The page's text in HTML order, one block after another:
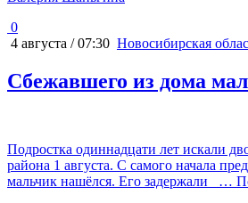
0
4 августа / 07:30 Новосибирская
Сбежавшего из дома
Подростка одиннадцати лет искали
района 1 августа. С самого начала
мальчик нашёлся. Его задержали
…